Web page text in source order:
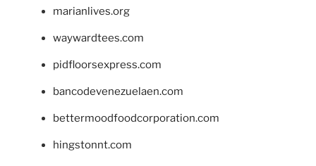
marianlives.org
waywardtees.com
pidfloorsexpress.com
bancodevenezuelaen.com
bettermoodfoodcorporation.com
hingstonnt.com